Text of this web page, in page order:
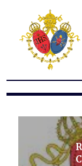
Hermandad
Titulares
Historia y
Noticias
Formularios